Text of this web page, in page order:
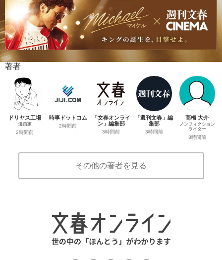
著者
ドリヤス工場
漫画家
2時間前
時事ドットコム
2時間前
「文春オンライ
ン」編集部
3時間前
「週刊文春」編
集部
3時間前
髙橋 大介
ノンフィクション
ライター
3時間前
その他の著者を見る